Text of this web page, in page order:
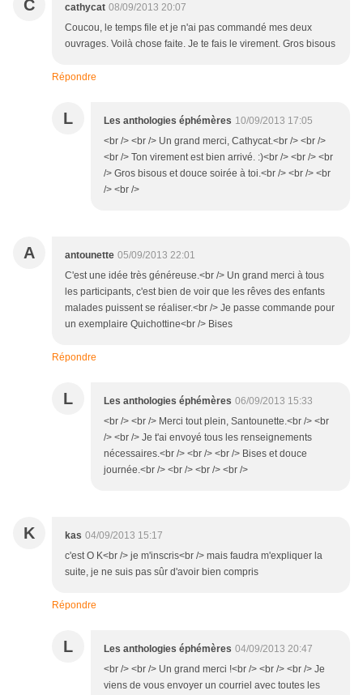
C cathycat 08/09/2013 20:07
Coucou, le temps file et je n'ai pas commandé mes deux
ouvrages. Voilà chose faite. Je te fais le virement. Gros bisous
Répondre
L Les anthologies éphémères 10/09/2013 17:05
<br /> <br /> Un grand merci, Cathycat.<br /> <br />
<br /> Ton virement est bien arrivé. :)<br /> <br /> <br
/> Gros bisous et douce soirée à toi.<br /> <br /> <br
/> <br />
A antounette 05/09/2013 22:01
C'est une idée très généreuse.<br /> Un grand merci à tous
les participants, c'est bien de voir que les rêves des enfants
malades puissent se réaliser.<br /> Je passe commande pour
un exemplaire Quichottine<br /> Bises
Répondre
L Les anthologies éphémères 06/09/2013 15:33
<br /> <br /> Merci tout plein, Santounette.<br /> <br
/> <br /> Je t'ai envoyé tous les renseignements
nécessaires.<br /> <br /> <br /> Bises et douce
journée.<br /> <br /> <br /> <br />
K kas 04/09/2013 15:17
c'est O K<br /> je m'inscris<br /> mais faudra m'expliquer la
suite, je ne suis pas sûr d'avoir bien compris
Répondre
L Les anthologies éphémères 04/09/2013 20:47
<br /> <br /> Un grand merci !<br /> <br /> <br /> Je
viens de vous envoyer un courriel avec toutes les